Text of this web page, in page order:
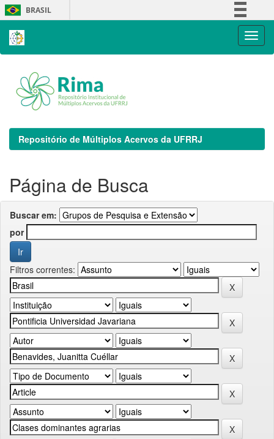
Skip
navigation
BRASIL
Repositório de Múltiplos Acervos da UFRRJ
Página de Busca
Buscar em:
por
Filtros correntes: